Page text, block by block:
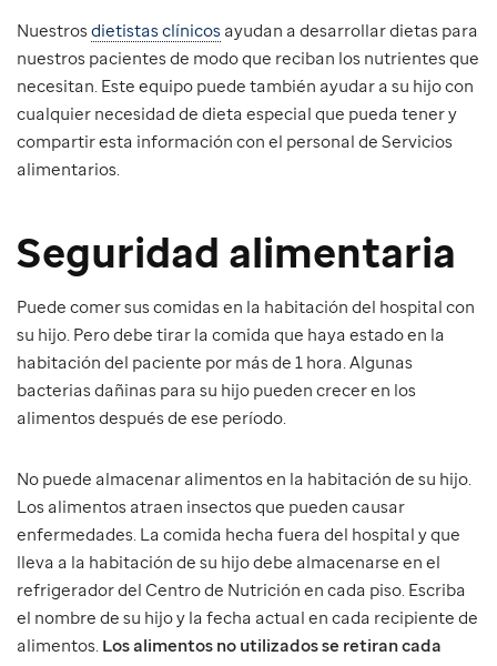
Nuestrosdietistas clínicos ayudan a desarrollar dietas para
nuestros pacientes de modo que reciban los nutrientes que
necesitan. Este equipo puede también ayudar a su hijo con
cualquier necesidad de dieta especial que pueda tener y
compartir esta información con el personal de Servicios
alimentarios.
Seguridad alimentaria
Puede comer sus comidas en la habitación del hospital con
su hijo. Pero debe tirar la comida que haya estado en la
habitación del paciente por más de 1 hora. Algunas
bacterias dañinas para su hijo pueden crecer en los
alimentos después de ese período.
No puede almacenar alimentos en la habitación de su hijo.
Los alimentos atraen insectos que pueden causar
enfermedades. La comida hecha fuera del hospital y que
lleva a la habitación de su hijo debe almacenarse en el
refrigerador del Centro de Nutrición en cada piso. Escriba
el nombre de su hijo y la fecha actual en cada recipiente de
alimentos. Los alimentos no utilizados se retiran cada